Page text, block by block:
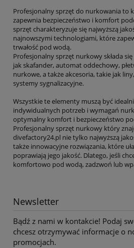
Profesjonalny sprzęt do nurkowania to
zapewnia bezpieczeństwo i komfort
sprzęt charakteryzuje się najwyższą
najnowszymi technologiami, które
trwałość pod wodą.
Profesjonalny sprzęt nurkowy składa
jak skafander, automat oddechowy,
nurkowe, a także akcesoria, takie jak
systemy sygnalizacyjne.
Wszystkie te elementy muszą być
indywidualnych potrzeb i wymagań
optymalny komfort i bezpieczeństwo
Profesjonalny sprzęt nurkowy który
divefactory24.pl nie tylko najwyższą
także innowacyjne rozwiązania, które
poprawiają jego jakość. Dlatego, jeśli
komfortowo pod wodą, zadzwoń lub
Newsletter
Bądź z nami w kontakcie! Podaj
chcesz otrzymywać informacje o
promocjach.